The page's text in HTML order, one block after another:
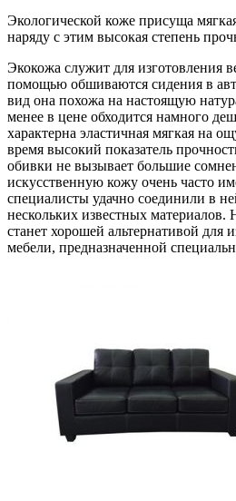
Экологической коже присуща
наряду с этим высокая степень
Экокожа служит для изготовления
помощью обшиваются сидения в
вид она похожа на настоящую
менее в цене обходится намного
характерна эластичная мягкая на
время высокий показатель
обивки не вызывает большие
искусственную кожу очень часто
специалисты удачно соединили в
нескольких известных материалов.
станет хорошей альтернативой для
мебели, предназначенной